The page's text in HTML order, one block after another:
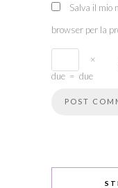
Salva il mio
browser per la
×
due = due